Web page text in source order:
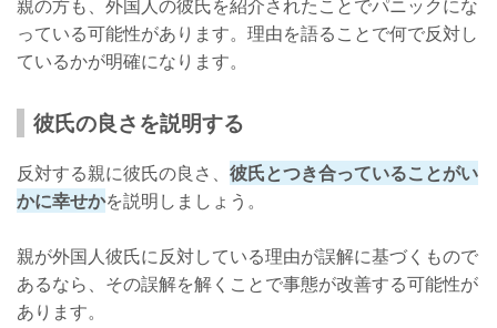
親の方も、外国人の彼氏を紹介されたことでパニックにな
っている可能性があります。理由を語ることで何で反対し
ているかが明確になります。
彼氏の良さを説明する
反対する親に彼氏の良さ、 彼氏とつき合っていることがい
かに幸せかを説明しましょう。
親が外国人彼氏に反対している理由が誤解に基づくもので
あるなら、その誤解を解くことで事態が改善する可能性が
あります。